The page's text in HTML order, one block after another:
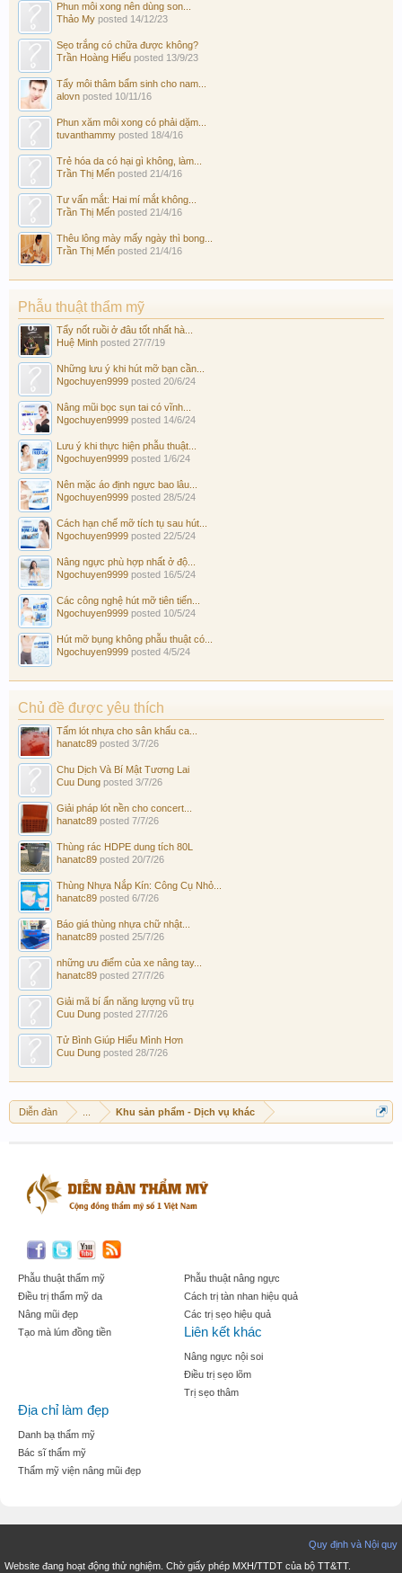
Phun môi xong nên dùng son...
Thảo My posted 14/12/23
Sẹo trắng có chữa được không?
Trần Hoàng Hiếu posted 13/9/23
Tẩy môi thâm bẩm sinh cho nam...
alovn posted 10/11/16
Phun xăm môi xong có phải dặm...
tuvanthammy posted 18/4/16
Trẻ hóa da có hại gì không, làm...
Trần Thị Mến posted 21/4/16
Tư vấn mắt: Hai mí mắt không...
Trần Thị Mến posted 21/4/16
Thêu lông mày mấy ngày thì bong...
Trần Thị Mến posted 21/4/16
Phẫu thuật thẩm mỹ
Tẩy nốt ruồi ở đâu tốt nhất hà...
Huệ Minh posted 27/7/19
Những lưu ý khi hút mỡ bạn cần...
Ngochuyen9999 posted 20/6/24
Nâng mũi bọc sụn tai có vĩnh...
Ngochuyen9999 posted 14/6/24
Lưu ý khi thực hiện phẫu thuật...
Ngochuyen9999 posted 1/6/24
Nên mặc áo định ngực bao lâu...
Ngochuyen9999 posted 28/5/24
Cách hạn chế mỡ tích tụ sau hút...
Ngochuyen9999 posted 22/5/24
Nâng ngực phù hợp nhất ở độ...
Ngochuyen9999 posted 16/5/24
Các công nghệ hút mỡ tiên tiến...
Ngochuyen9999 posted 10/5/24
Hút mỡ bụng không phẫu thuật có...
Ngochuyen9999 posted 4/5/24
Chủ đề được yêu thích
Tấm lót nhựa cho sân khấu ca...
hanatc89 posted 3/7/26
Chu Dịch Và Bí Mật Tương Lai
Cuu Dung posted 3/7/26
Giải pháp lót nền cho concert...
hanatc89 posted 7/7/26
Thùng rác HDPE dung tích 80L
hanatc89 posted 20/7/26
Thùng Nhựa Nắp Kín: Công Cụ Nhỏ...
hanatc89 posted 6/7/26
Báo giá thùng nhựa chữ nhật...
hanatc89 posted 25/7/26
những ưu điểm của xe nâng tay...
hanatc89 posted 27/7/26
Giải mã bí ẩn năng lượng vũ trụ
Cuu Dung posted 27/7/26
Tử Bình Giúp Hiểu Mình Hơn
Cuu Dung posted 28/7/26
Diễn đàn ... Khu sản phẩm - Dịch vụ khác
Phẫu thuật thẩm mỹ
Điều trị thẩm mỹ da
Nâng mũi đẹp
Tạo mà lúm đồng tiền
Phẫu thuật nâng ngực
Cách trị tàn nhan hiệu quả
Các trị sẹo hiệu quả
Liên kết khác
Nâng ngực nội soi
Điều trị sẹo lõm
Trị sẹo thâm
Địa chỉ làm đẹp
Danh bạ thẩm mỹ
Bác sĩ thẩm mỹ
Thẩm mỹ viện nâng mũi đẹp
Quy định và Nội quy
Website đang hoạt động thử nghiệm. Chờ giấy phép MXH/TTDT của bộ TT&TT.